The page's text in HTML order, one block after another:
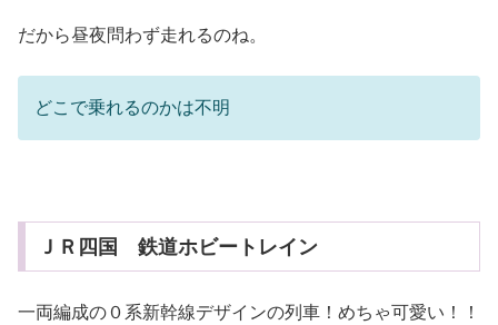
だから昼夜問わず走れるのね。
どこで乗れるのかは不明
ＪＲ四国 鉄道ホビートレイン
一両編成の０系新幹線デザインの列車！めちゃ可愛い！！